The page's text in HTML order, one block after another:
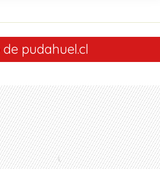
de pudahuel.cl